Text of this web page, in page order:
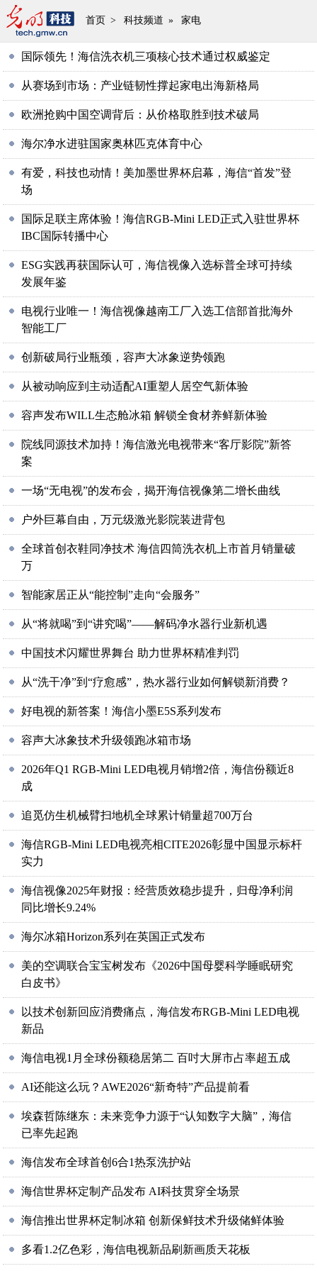
首页 > 科技频道 » 家电
国际领先！海信洗衣机三项核心技术通过权威鉴定
从赛场到市场：产业链韧性撑起家电出海新格局
欧洲抢购中国空调背后：从价格取胜到技术破局
海尔净水进驻国家奥林匹克体育中心
有爱，科技也动情！美加墨世界杯启幕，海信“首发”登
场
国际足联主席体验！海信RGB-Mini LED正式入驻世界杯
IBC国际转播中心
ESG实践再获国际认可，海信视像入选标普全球可持续
发展年鉴
电视行业唯一！海信视像越南工厂入选工信部首批海外
智能工厂
创新破局行业瓶颈，容声大冰象逆势领跑
从被动响应到主动适配AI重塑人居空气新体验
容声发布WILL生态舱冰箱 解锁全食材养鲜新体验
院线同源技术加持！海信激光电视带来“客厅影院”新答
案
一场“无电视”的发布会，揭开海信视像第二增长曲线
户外巨幕自由，万元级激光影院装进背包
全球首创衣鞋同净技术 海信四筒洗衣机上市首月销量破
万
智能家居正从“能控制”走向“会服务”
从“将就喝”到“讲究喝”——解码净水器行业新机遇
中国技术闪耀世界舞台 助力世界杯精准判罚
从“洗干净”到“疗愈感”，热水器行业如何解锁新消费？
好电视的新答案！海信小墨E5S系列发布
容声大冰象技术升级领跑冰箱市场
2026年Q1 RGB-Mini LED电视月销增2倍，海信份额近8
成
追觅仿生机械臂扫地机全球累计销量超700万台
海信RGB-Mini LED电视亮相CITE2026彰显中国显示标杆
实力
海信视像2025年财报：经营质效稳步提升，归母净利润
同比增长9.24%
海尔冰箱Horizon系列在英国正式发布
美的空调联合宝宝树发布《2026中国母婴科学睡眠研究
白皮书》
以技术创新回应消费痛点，海信发布RGB-Mini LED电视
新品
海信电视1月全球份额稳居第二 百吋大屏市占率超五成
AI还能这么玩？AWE2026“新奇特”产品提前看
埃森哲陈继东：未来竞争力源于“认知数字大脑”，海信
已率先起跑
海信发布全球首创6合1热泵洗护站
海信世界杯定制产品发布 AI科技贯穿全场景
海信推出世界杯定制冰箱 创新保鲜技术升级储鲜体验
多看1.2亿色彩，海信电视新品刷新画质天花板